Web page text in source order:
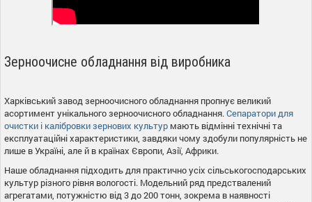
Зерноочисне обладнання від виробника
Харківський завод зерноочисного обладнання пропнує великий
асортимент унікального зерноочисного обладнання.Сепаратори для
очистки і калібровки зернових культур мають відмінні технічні та
експлуатаційні характеристики, завдяки чому здобули популярність не
лише в Україні, але й в країнах Європи, Азії, Африки.
Наше обладнання підходить для практично усіх сільськогосподарських
культур різного рівня вологості. Модельний ряд предствалений
агрегатами, потужністю від 3 до 200 тонн, зокрема в наявності